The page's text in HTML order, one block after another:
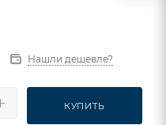
Нашли дешевле?
КУПИТЬ